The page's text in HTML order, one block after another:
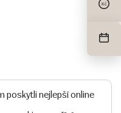
poskytli nejlepší online
Kč